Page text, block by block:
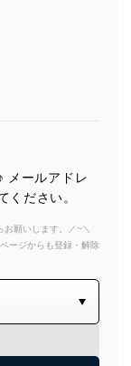
メールアドレ
ください。
願いします。／~＼
ージからも登録・解除